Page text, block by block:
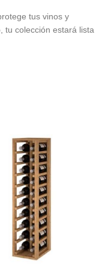
tus vinos y
tu colección estará lista